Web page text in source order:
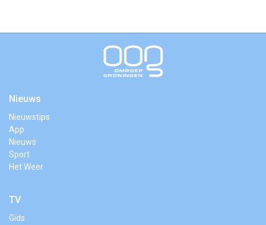
Nieuws
Nieuwstips
App
Nieuws
Sport
Het Weer
TV
Gids